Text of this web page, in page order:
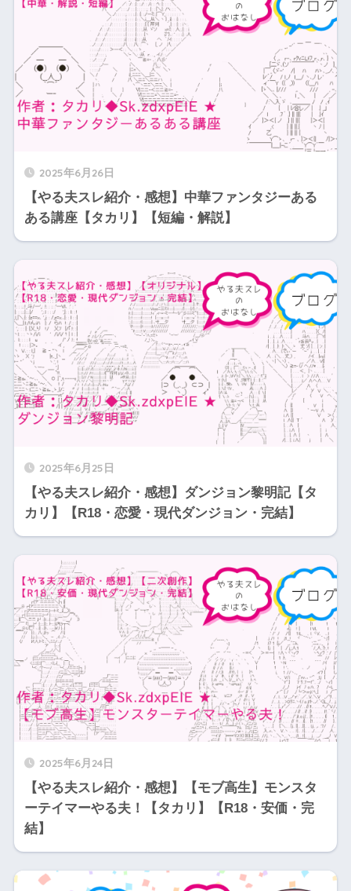
2025年6月26日
【やる夫スレ紹介・感想】中華ファンタジーある
ある講座【タカリ】【短編・解説】
2025年6月25日
【やる夫スレ紹介・感想】ダンジョン黎明記【タ
カリ】【R18・恋愛・現代ダンジョン・完結】
2025年6月24日
【やる夫スレ紹介・感想】【モブ高生】モンスタ
ーテイマーやる夫！【タカリ】【R18・安価・完
結】